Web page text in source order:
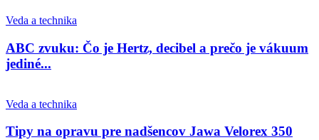
Veda a technika
ABC zvuku: Čo je Hertz, decibel a prečo je vákuum
jediné...
Veda a technika
Tipy na opravu pre nadšencov Jawa Velorex 350